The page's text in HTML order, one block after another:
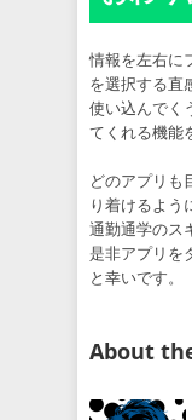
情報を左右に
を選択する直
使い込んでく
てくれる機能
どのアプリも
り着けるよう
通勤通学のス
是非アプリを
と幸いです。
About